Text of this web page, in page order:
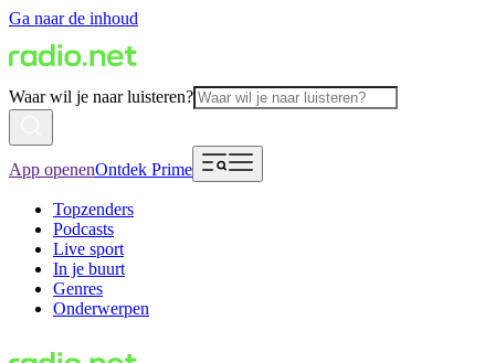
Ga naar de inhoud
Waar wil je naar luisteren?
App openenOntdek Prime
Topzenders
Podcasts
Live sport
In je buurt
Genres
Onderwerpen